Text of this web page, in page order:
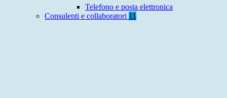
Telefono e posta elettronica
Consulenti e collaboratori 11